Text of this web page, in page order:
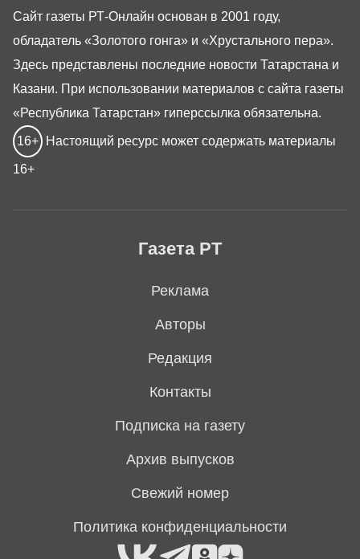
Газета РТ
Реклама
Авторы
Редакция
Контакты
Подписка на газету
Архив выпусков
Свежий номер
Политика конфиденциальности
Сайт газеты РТ-Онлайн основан в 2001 году,
обладатель «Золотого гонга» и «Хрустального пера».
Здесь представлены последние новости Татарстана и
Казани. При использовании материалов с сайта газеты
«Республика Татарстан» гиперссылка обязательна.
16+ Настоящий ресурс может содержать материалы
16+